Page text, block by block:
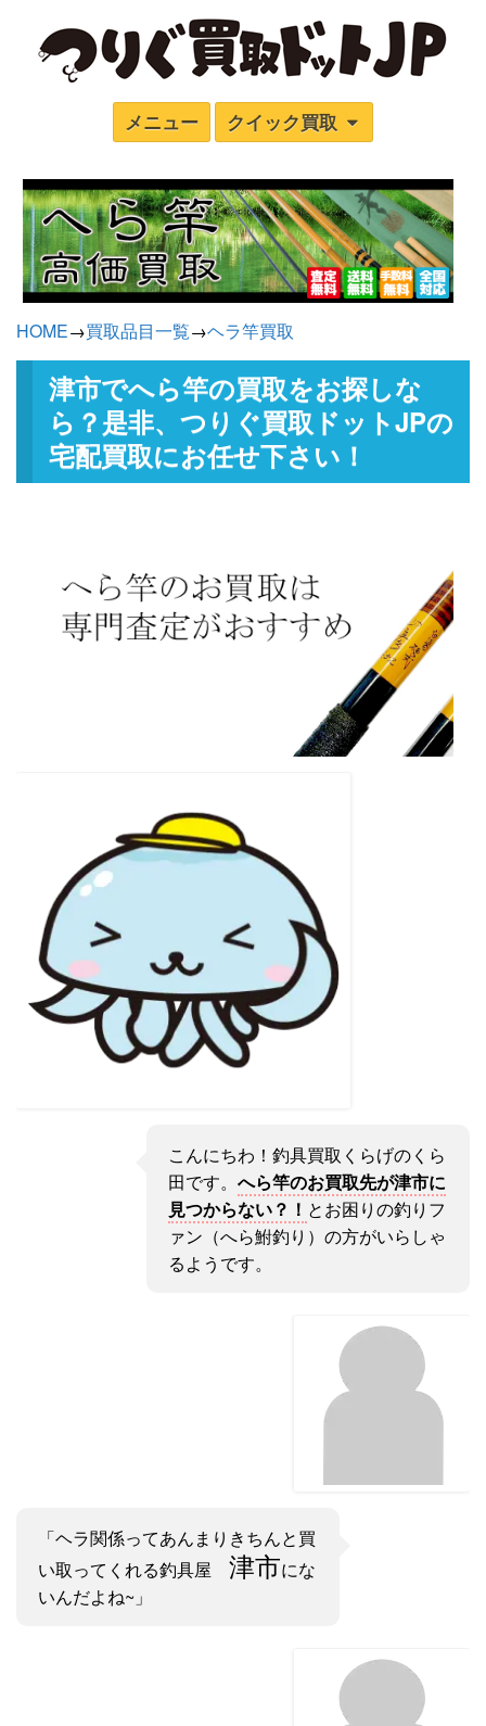
メニュー クイック買取
HOME→買取品目一覧→ヘラ竿買取
津市でへら竿の買取をお探しな
ら？是非、つりぐ買取ドットJPの
宅配買取にお任せ下さい！
こんにちわ！釣具買取くらげのくら
田です。 へら竿のお買取先が津市に
見つからない？！ とお困りの釣りフ
ァン（へら鮒釣り）の方がいらしゃ
るようです。
「ヘラ関係ってあんまりきちんと買
い取ってくれる釣具屋 津市にな
いんだよね~」